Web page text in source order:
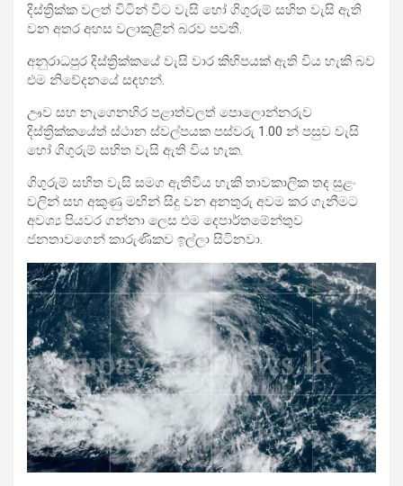
දිස්ත්‍රික්ක වලත් විටින් විට වැසි හෝ ගිගුරුම් සහිත වැසි ඇති
වන අතර අහස වලාකුළින් බරව පවතී.
අනුරාධපුර දිස්ත්‍රික්කයේ වැසි වාර කිහිපයක් ඇති විය හැකි බව
එම නිවේදනයේ සඳහන්.
ඌව සහ නැගෙනහිර පළාත්වලත් පොලොන්නරුව
දිස්ත්‍රික්කයේත් ස්ථාන ස්වල්පයක පස්වරු 1.00 න් පසුව වැසි
හෝ ගිගුරුම් සහිත වැසි ඇති විය හැක.
ගිගුරුම් සහිත වැසි සමග ඇතිවිය හැකි තාවකාලික තද සුළං
වලින් සහ අකුණු මඟින් සිදු වන අනතුරු අවම කර ගැනීමට
අවශ්‍ය පියවර ගන්නා ලෙස එම දෙපාර්තමේන්තුව
ජනතාවගෙන් කාරුණිකව ඉල්ලා සිටිනවා.